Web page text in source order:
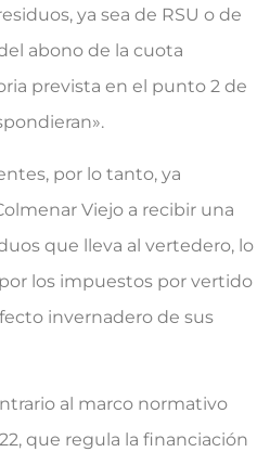
ya sea de RSU o de
abono de la cuota
prevista en el punto 2 de
por lo tanto, ya
Viejo a recibir una
que lleva al vertedero, lo
los impuestos por vertido
invernadero de sus
al marco normativo
que regula la financiación